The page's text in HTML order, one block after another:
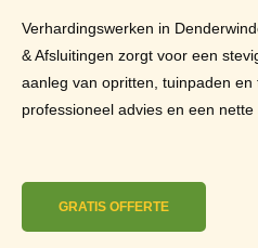
Verhardingswerken in
& Afsluitingen zorgt voor een
aanleg van opritten, tuinpaden en
professioneel advies en een nette
GRATIS OFFERTE